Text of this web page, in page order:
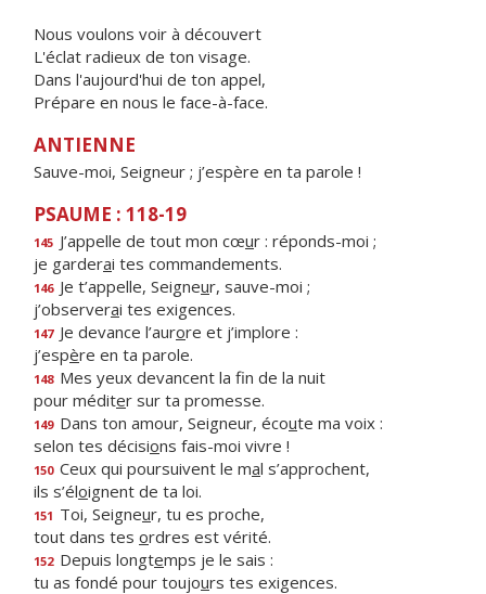
Nous voulons voir à découvert
L'éclat radieux de ton visage.
Dans l'aujourd'hui de ton appel,
Prépare en nous le face-à-face.
ANTIENNE
Sauve-moi, Seigneur ; j’espère en ta parole !
PSAUME : 118-19
145 J’appelle de tout mon cœur : réponds-moi ;
je garderai tes commandements.
146 Je t’appelle, Seigneur, sauve-moi ;
j’observerai tes exigences.
147 Je devance l’aurore et j’implore :
j’espère en ta parole.
148 Mes yeux devancent la fn de la nuit
pour méditer sur ta promesse.
149 Dans ton amour, Seigneur, écoute ma voix :
selon tes décisions fais-moi vivre !
150 Ceux qui poursuivent le mal s’approchent,
ils s’éloignent de ta loi.
151 Toi, Seigneur, tu es proche,
tout dans tes ordres est vérité.
152 Depuis longtemps je le sais :
tu as fondé pour toujours tes exigences.